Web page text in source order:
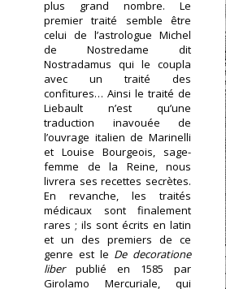
plus grand nombre. Le
premier traité semble être
celui de l’astrologue Michel
de Nostredame dit
Nostradamus qui le coupla
avec un traité des
confitures… Ainsi le traité de
Liebault n’est qu’une
traduction inavouée de
l’ouvrage italien de Marinelli
et Louise Bourgeois, sage-
femme de la Reine, nous
livrera ses recettes secrètes.
En revanche, les traités
médicaux sont finalement
rares ; ils sont écrits en latin
et un des premiers de ce
genre est le De decoratione
liberpublié en 1585 par
Girolamo Mercuriale, qui